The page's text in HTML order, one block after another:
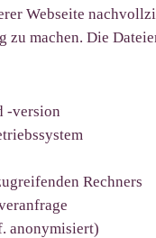
Webseite
zu machen. Die
-version
Rechners
anonymisiert)